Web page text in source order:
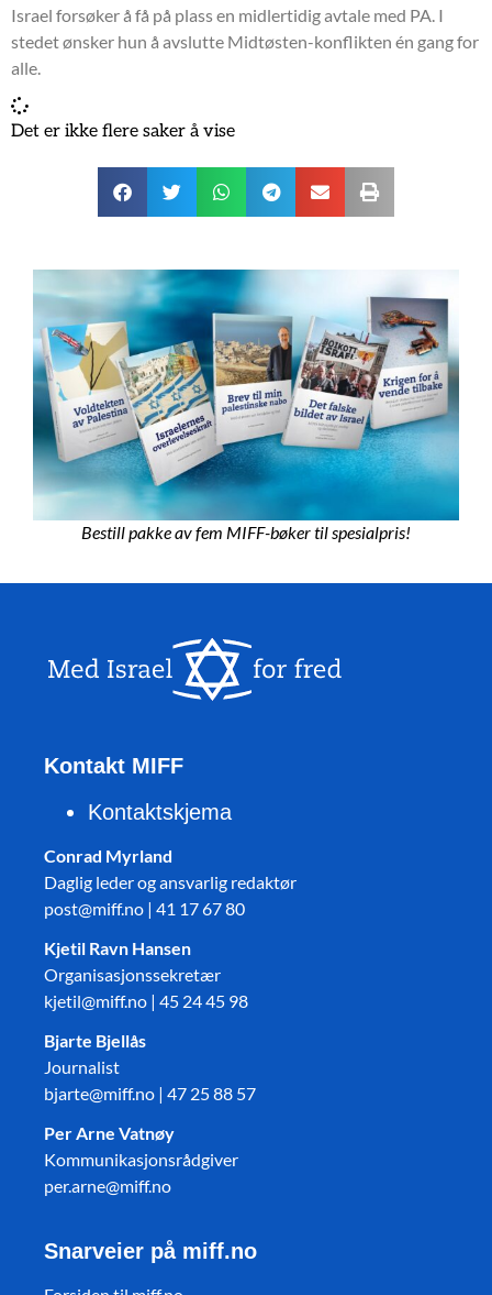
Israel forsøker å få på plass en midlertidig avtale med PA. I
stedet ønsker hun å avslutte Midtøsten-konflikten én gang for
alle.
Det er ikke flere saker å vise
Bestill pakke av fem MIFF-bøker til spesialpris!
Kontakt MIFF
Kontaktskjema
Conrad Myrland
Daglig leder og ansvarlig redaktør
post@miff.no | 41 17 67 80
Kjetil Ravn Hansen
Organisasjonssekretær
kjetil@miff.no | 45 24 45 98
Bjarte Bjellås
Journalist
bjarte@miff.no | 47 25 88 57
Per Arne Vatnøy
Kommunikasjonsrådgiver
per.arne@miff.no
Snarveier på miff.no